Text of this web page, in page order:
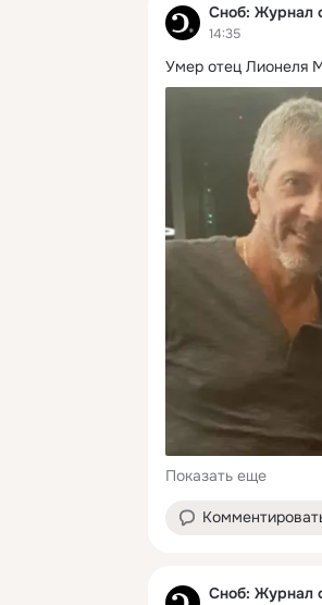
Сноб: Журнал
14:35
Умер отец Лионеля
Показать еще
Сноб: Журнал